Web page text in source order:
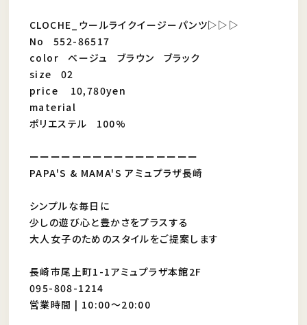
CLOCHE_ウールライクイージーパンツ▷▷▷
No 552-86517
color ベージュ ブラウン ブラック
size 02
price 10,780yen
material
ポリエステル 100%
ーーーーーーーーーーーーーーーー
PAPA'S & MAMA'S アミュプラザ長崎
シンプルな毎日に
少しの遊び心と豊かさをプラスする
大人女子のためのスタイルをご提案します
長崎市尾上町1-1アミュプラザ本館2F
095-808-1214
営業時間 | 10:00〜20:00